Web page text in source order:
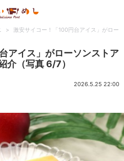
>
激安サイコー！「100円台アイス」がロー
アイス」がローソンストア
介（写真 6/7）
2026.5.25 22:00